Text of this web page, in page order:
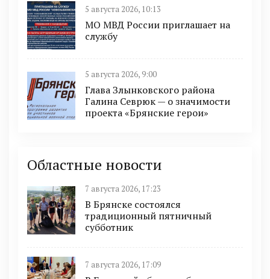
5 августа 2026, 10:13
МО МВД России приглашает на
службу
5 августа 2026, 9:00
Глава Злынковского района
Галина Севрюк — о значимости
проекта «Брянские герои»
Областные новости
7 августа 2026, 17:23
В Брянске состоялся
традиционный пятничный
субботник
7 августа 2026, 17:09